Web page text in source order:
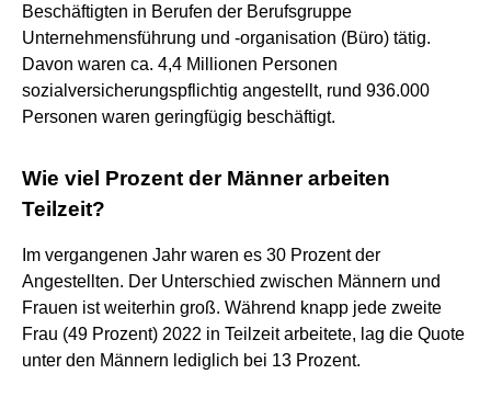
Beschäftigten in Berufen der Berufsgruppe
Unternehmensführung und -organisation (Büro) tätig.
Davon waren ca. 4,4 Millionen Personen
sozialversicherungspflichtig angestellt, rund 936.000
Personen waren geringfügig beschäftigt.
Wie viel Prozent der Männer arbeiten
Teilzeit?
Im vergangenen Jahr waren es 30 Prozent der
Angestellten. Der Unterschied zwischen Männern und
Frauen ist weiterhin groß. Während knapp jede zweite
Frau (49 Prozent) 2022 in Teilzeit arbeitete, lag die Quote
unter den Männern lediglich bei 13 Prozent.